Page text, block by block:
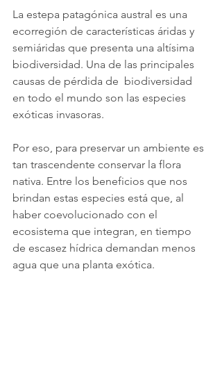
La estepa patagónica austral es una
ecorregión de características áridas y
semiáridas que presenta una altísima
biodiversidad. Una de las principales
causas de pérdida de  biodiversidad
en todo el mundo son las especies
exóticas invasoras.
Por eso, para preservar un ambiente es
tan trascendente conservar la flora
nativa. Entre los beneficios que nos
brindan estas especies está que, al
haber coevolucionado con el
ecosistema que integran, en tiempo
de escasez hídrica demandan menos
agua que una planta exótica.